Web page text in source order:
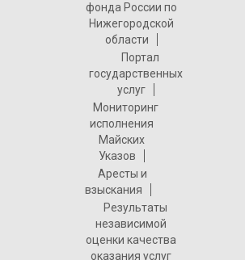
фонда России по
Нижегородской
области
Портал
государственных
услуг
Мониторинг
исполнения
Майских
Указов
Аресты и
взыскания
Результаты
независимой
оценки качества
оказания услуг